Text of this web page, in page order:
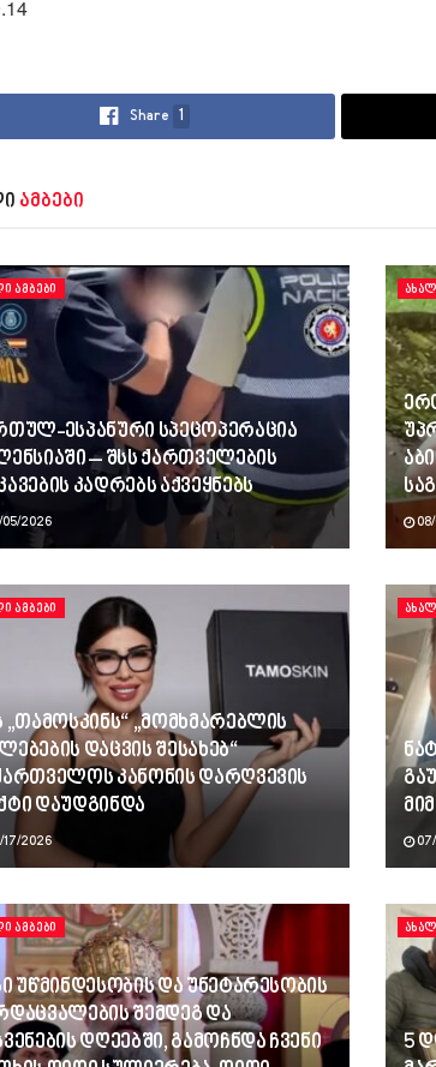
Share 1
ამბები
ᲐᲛᲑᲔᲑᲘ
ესპანური სპეცოპერაცია
– შსს ქართველების
კადრებს აქვეყნებს
2026
ᲐᲛᲑᲔᲑᲘ
„თამოსკინს“ „მომხმარებლის
დაცვის შესახებ“
კანონის დარღვევის
დაუდგინდა
2026
ᲐᲛᲑᲔᲑᲘ
უწმინდესობის და უნეტარესობის
შემდეგ და
დღეებში, გამოჩნდა ჩვენი
5